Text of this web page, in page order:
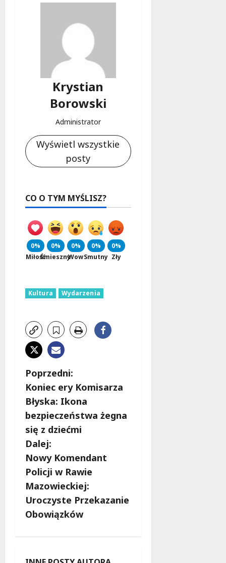
Krystian
Borowski
Administrator
Wyświetl wszystkie
posty
CO O TYM MYŚLISZ?
0%
Miłość
0%
Śmieszny
0%
Wow
0%
Smutny
0%
Zły
Kultura Wydarzenia
Z
o
b
a
c
z
w
p
Poprzedni:
Koniec ery Komisarza
Błyska: Ikona
bezpieczeństwa żegna
się z dziećmi
Dalej:
Nowy Komendant
Policji w Rawie
Mazowieckiej:
Uroczyste Przekazanie
Obowiązków